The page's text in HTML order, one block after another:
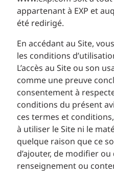
appartenant à EXP et
été redirigé.
En accédant au Site,
les conditions
L’accès au Site ou son
comme une preuve
consentement à
conditions du présent
ces termes et
à utiliser le Site ni le
quelque raison que ce
d’ajouter, de modifier
renseignement ou